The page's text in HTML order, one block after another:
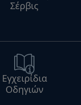
Σέρβις
Εγχειρίδια
Οδηγιών